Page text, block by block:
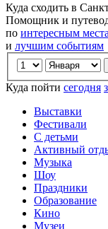
Куда сходить в
Помощник и
по интересным
и лучшим событиям
Куда пойти сегодня
Выставки
Фестивали
С детьми
Активный
Музыка
Шоу
Праздники
Образование
Кино
Музеи